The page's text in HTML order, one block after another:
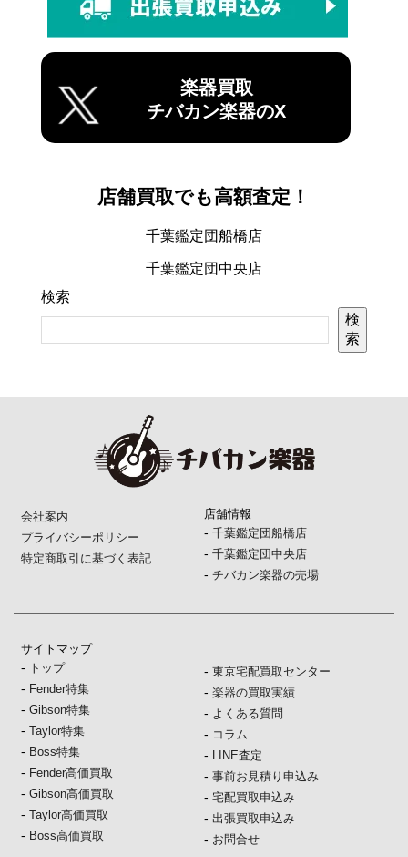
楽器買取
チバカン楽器のX
店舗買取でも高額査定！
千葉鑑定団船橋店
千葉鑑定団中央店
検索
検
索
会社案内
プライバシーポリシー
特定商取引に基づく表記
店舗情報
- 千葉鑑定団船橋店
- 千葉鑑定団中央店
- チバカン楽器の売場
サイトマップ
- トップ
- Fender特集
-Gibson特集
-Taylor特集
- Boss特集
- Fender高価買取
-Gibson高価買取
-Taylor高価買取
- Boss高価買取
- 東京宅配買取センター
- 楽器の買取実績
- よくある質問
- コラム
- LINE査定
- 事前お見積り申込み
- 宅配買取申込み
- 出張買取申込み
- お問合せ